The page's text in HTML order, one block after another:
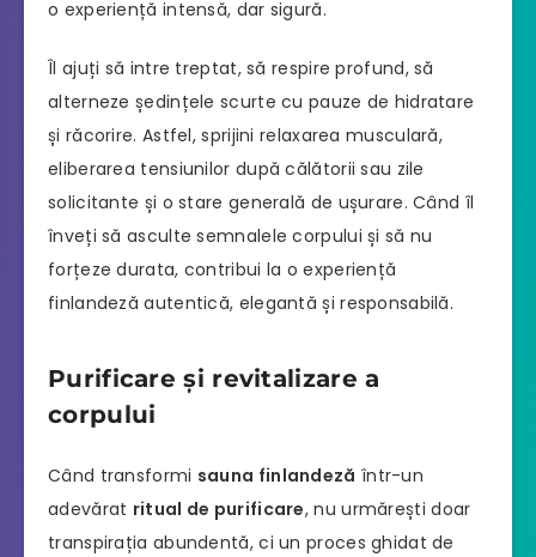
o experiență intensă, dar sigură.
Îl ajuți să intre treptat, să respire profund, să
alterneze ședințele scurte cu pauze de hidratare
și răcorire. Astfel, sprijini relaxarea musculară,
eliberarea tensiunilor după călătorii sau zile
solicitante și o stare generală de ușurare. Când îl
înveți să asculte semnalele corpului și să nu
forțeze durata, contribui la o experiență
finlandeză autentică, elegantă și responsabilă.
Purificare și revitalizare a
corpului
Când transformi sauna finlandeză într-un
adevărat ritual de purificare, nu urmărești doar
transpirația abundentă, ci un proces ghidat de